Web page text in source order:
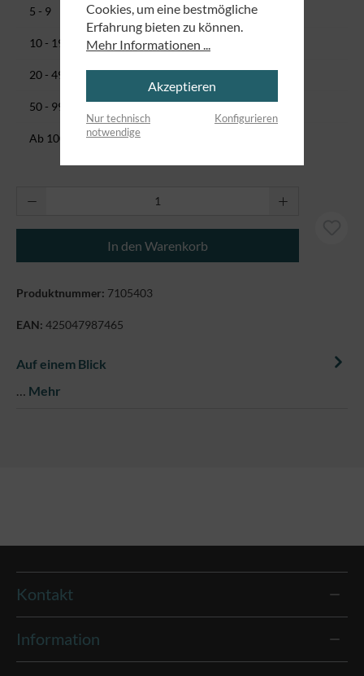
5 - 9 0,71 €
10 - 19 0,68 €
20 - 49 0,64 €
50 - 99 0,60 €
Ab 100
Produkt Anzahl: Gib den gewünschten
In den Warenkorb
Produktnummer: 7105403
EAN: 425047987465
Auf einem Blick
… Mehr
Kontakt
Information
Cookies, um eine bestmögliche
Erfahrung bieten zu können.
Mehr Informationen ...
Akzeptieren
Nur technisch
notwendige
Konfigurieren